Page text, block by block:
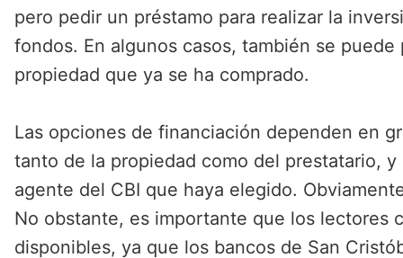
pero pedir un préstamo para realizar la
fondos. En algunos casos, también se
propiedad que ya se ha comprado.
Las opciones de financiación dependen en
tanto de la propiedad como del prestatario,
agente del CBI que haya elegido.
No obstante, es importante que los lectores
disponibles, ya que los bancos de San